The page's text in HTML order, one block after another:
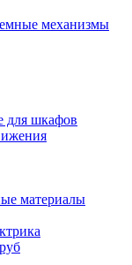
механизмы
для шкафов
материалы